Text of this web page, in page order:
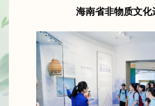
海南省非物质文